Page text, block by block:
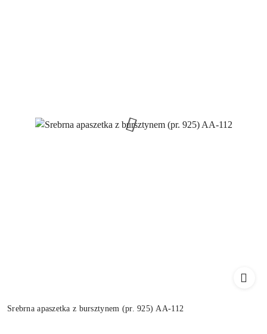
Srebrna apaszetka z bursztynem (pr. 925) AA-112